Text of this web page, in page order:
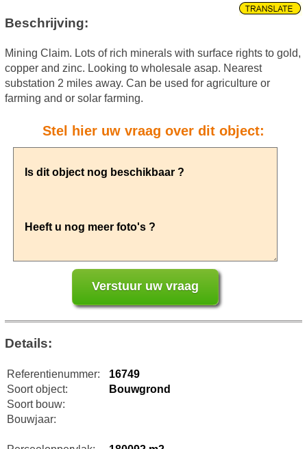
Beschrijving:
Mining Claim. Lots of rich minerals with surface rights to gold,
copper and zinc. Looking to wholesale asap. Nearest
substation 2 miles away. Can be used for agriculture or
farming and or solar farming.
Stel hier uw vraag over dit object:
Details:
Referentienummer:
16749
Soort object:
Bouwgrond
Soort bouw:
Bouwjaar: